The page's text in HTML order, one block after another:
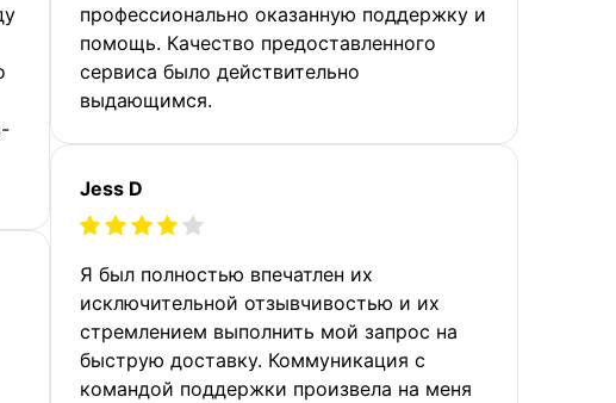
профессионально оказанную поддержку и
помощь. Качество предоставленного
сервиса было действительно
выдающимся.
Jess D
Я был полностью впечатлен их
исключительной отзывчивостью и их
стремлением выполнить мой запрос на
быструю доставку. Коммуникация с
командой поддержки произвела на меня